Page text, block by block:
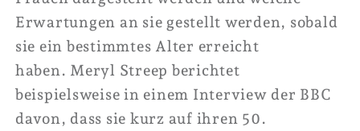
Erwartungen an sie gestellt werden, sobald
sie ein bestimmtes Alter erreicht
haben. Meryl Streep berichtet
beispielsweise in einem Interview der BBC
davon, dass sie kurz auf ihren 50.